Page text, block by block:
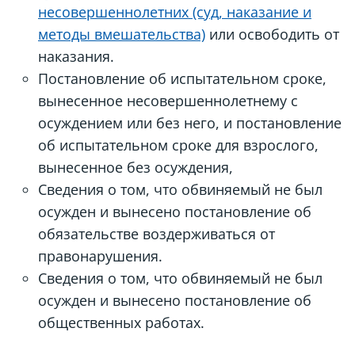
несовершеннолетних (суд, наказание и
методы вмешательства) или освободить от
наказания.
Постановление об испытательном сроке,
вынесенное несовершеннолетнему с
осуждением или без него, и постановление
об испытательном сроке для взрослого,
вынесенное без осуждения,
Сведения о том, что обвиняемый не был
осужден и вынесено постановление об
обязательстве воздерживаться от
правонарушения.
Сведения о том, что обвиняемый не был
осужден и вынесено постановление об
общественных работах.